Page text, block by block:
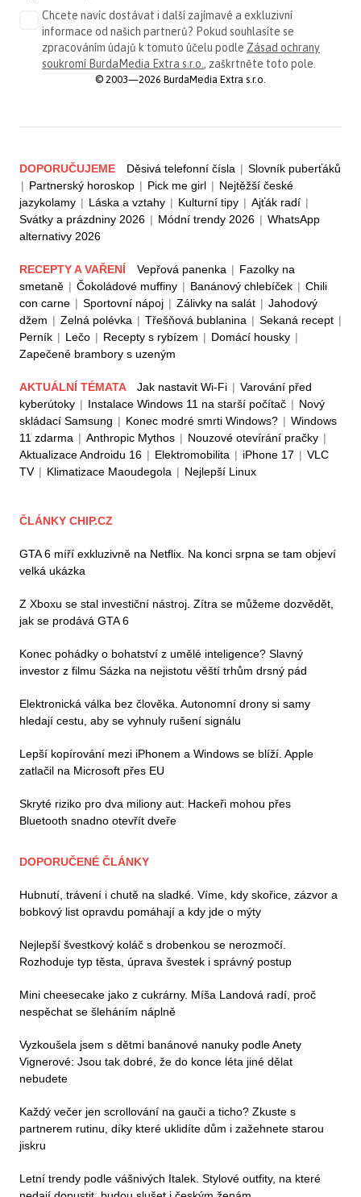
Chcete navíc dostávat i další zajímavé a exkluzivní
informace od našich partnerů? Pokud souhlasíte se
zpracováním údajů k tomuto účelu podle Zásad ochrany
soukromí BurdaMedia Extra s.r.o. , zaškrtněte toto pole.
© 2003—2026 BurdaMedia Extra s.r.o.
DOPORUČUJEME Děsivá telefonní čísla | Slovník puberťáků
| Partnerský horoskop | Pick me girl | Nejtěžší české
jazykolamy | Láska a vztahy | Kulturní tipy | Ajťák radí |
Svátky a prázdniny 2026 | Módní trendy 2026 | WhatsApp
alternativy 2026
RECEPTY A VAŘENÍ Vepřová panenka | Fazolky na
smetaně | Čokoládové muffiny | Banánový chlebíček | Chili
con carne | Sportovní nápoj | Zálivky na salát | Jahodový
džem | Zelná polévka | Třešňová bublanina | Sekaná recept |
Perník | Lečo | Recepty s rybízem | Domácí housky |
Zapečené brambory s uzeným
AKTUÁLNÍ TÉMATA Jak nastavit Wi-Fi | Varování před
kyberútoky | Instalace Windows 11 na starší počítač | Nový
skládací Samsung | Konec modré smrti Windows? | Windows
11 zdarma | Anthropic Mythos | Nouzové otevírání pračky |
Aktualizace Androidu 16 | Elektromobilita | iPhone 17 | VLC
TV | Klimatizace Maoudegola | Nejlepší Linux
ČLÁNKY CHIP.CZ
GTA 6 míří exkluzivně na Netflix. Na konci srpna se tam objeví
velká ukázka
Z Xboxu se stal investiční nástroj. Zítra se můžeme dozvědět,
jak se prodává GTA 6
Konec pohádky o bohatství z umělé inteligence? Slavný
investor z filmu Sázka na nejistotu věští trhům drsný pád
Elektronická válka bez člověka. Autonomní drony si samy
hledají cestu, aby se vyhnuly rušení signálu
Lepší kopírování mezi iPhonem a Windows se blíží. Apple
zatlačil na Microsoft přes EU
Skryté riziko pro dva miliony aut: Hackeři mohou přes
Bluetooth snadno otevřít dveře
DOPORUČENÉ ČLÁNKY
Hubnutí, trávení i chutě na sladké. Víme, kdy skořice, zázvor a
bobkový list opravdu pomáhají a kdy jde o mýty
Nejlepší švestkový koláč s drobenkou se nerozmočí.
Rozhoduje typ těsta, úprava švestek i správný postup
Mini cheesecake jako z cukrárny. Míša Landová radí, proč
nespěchat se šleháním náplně
Vyzkoušela jsem s dětmi banánové nanuky podle Anety
Vignerové: Jsou tak dobré, že do konce léta jiné dělat
nebudete
Každý večer jen scrollování na gauči a ticho? Zkuste s
partnerem rutinu, díky které uklidíte dům i zažehnete starou
jiskru
Letní trendy podle vášnivých Italek. Stylové outfity, na které